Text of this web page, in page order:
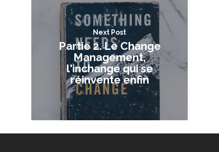
Next Post
Partie 2. Le Change
Management,
l'inchangé qui se
réinvente enfin